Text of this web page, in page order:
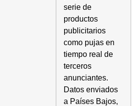
serie de
productos
publicitarios
como pujas en
tiempo real de
terceros
anunciantes.
Datos enviados
a Países Bajos,